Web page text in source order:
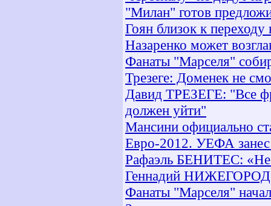
"Милан" готов
Гоян близок к
Назаренко может
Фанаты "Марселя"
Трезеге: Доменек не
Давид ТРЕЗЕГЕ: "Все
должен уйти"
Мансини официально
Евро-2012. УЕФА занес
Рафаэль БЕНИТЕС: «Не
Геннадий
Фанаты "Марселя"